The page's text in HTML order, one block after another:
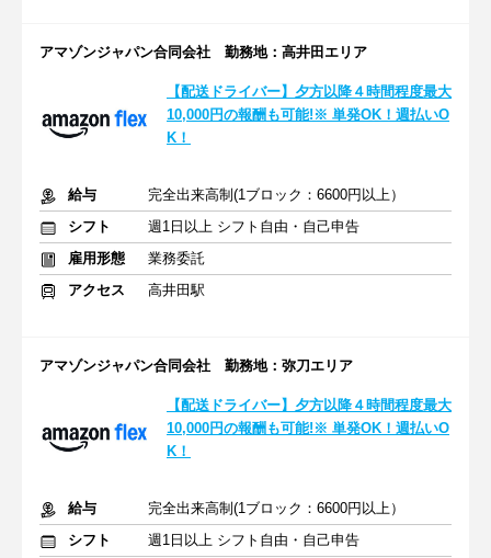
アマゾンジャパン合同会社 勤務地：高井田エリア
【配送ドライバー】夕方以降４時間程度最大
10,000円の報酬も可能!※ 単発OK！週払いO
K！
給与
完全出来高制(1ブロック：6600円以上）
シフト
週1日以上 シフト自由・自己申告
雇用形態
業務委託
アクセス
高井田駅
アマゾンジャパン合同会社 勤務地：弥刀エリア
【配送ドライバー】夕方以降４時間程度最大
10,000円の報酬も可能!※ 単発OK！週払いO
K！
給与
完全出来高制(1ブロック：6600円以上）
シフト
週1日以上 シフト自由・自己申告